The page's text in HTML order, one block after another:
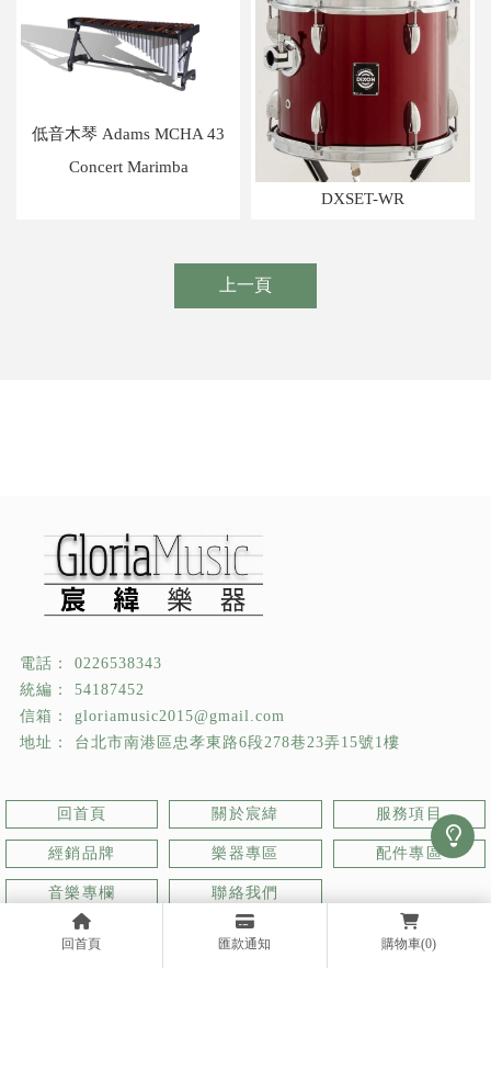
低音木琴 Adams MCHA 43
Concert Marimba
DXSET-WR
上一頁
回首頁 匯款通知 購物車(0)
0226538343
54187452
gloriamusic2015@gmail.com
台北市南港區忠孝東路6段278巷23弄15號1樓
回首頁 關於宸緯 服務項目
經銷品牌 樂器專區 配件專區
音樂專欄 聯絡我們
樂器行 南港區樂器行 台北樂器買賣